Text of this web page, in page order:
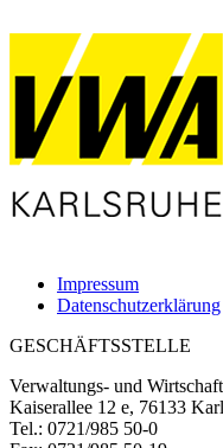
Impressum
Datenschutzerklärung
GESCHÄFTSSTELLE
Verwaltungs- und
Kaiserallee 12 e, 76133
Tel.: 0721/985 50-0